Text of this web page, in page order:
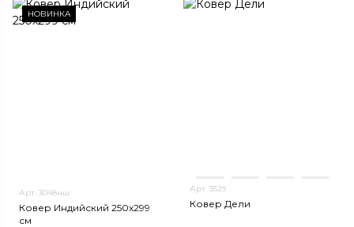
НОВИНКА
Арт. 3048нш
Ковер Индийский 250x299
см
Арт. 3529
Ковер Дели